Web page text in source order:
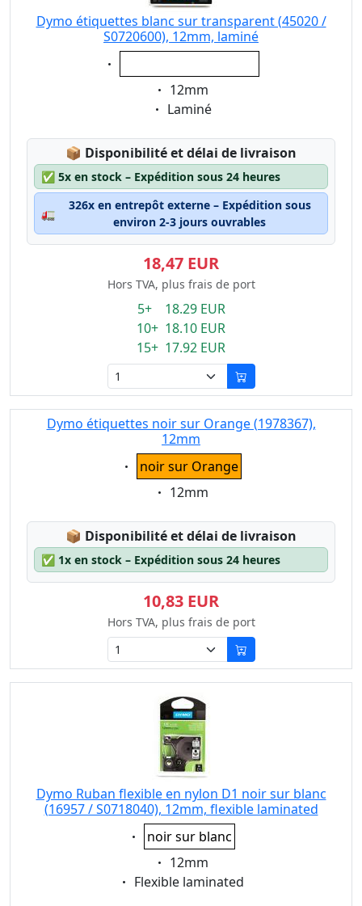
Dymo étiquettes blanc sur transparent (45020 /
S0720600), 12mm, laminé
Eigenschaft:
Eigenschaft:
12mm
Eigenschaft:
Laminé
📦 Lagerstatus:
Disponibilité et délai de livraison
✅ 5x en stock – Expédition sous 24 heures
🚛
326x en entrepôt externe – Expédition sous
environ 2-3 jours ouvrables
18,47 EUR
Hors TVA, plus frais de port
5+ 18.29 EUR
10+ 18.10 EUR
15+ 17.92 EUR
Dymo étiquettes noir sur Orange (1978367),
12mm
Eigenschaft:
noir sur Orange
Eigenschaft:
12mm
📦 Lagerstatus:
Disponibilité et délai de livraison
✅ 1x en stock – Expédition sous 24 heures
10,83 EUR
Hors TVA, plus frais de port
Dymo Ruban flexible en nylon D1 noir sur blanc
(16957 / S0718040), 12mm, flexible laminated
Eigenschaft:
noir sur blanc
Eigenschaft:
12mm
Eigenschaft:
Flexible laminated